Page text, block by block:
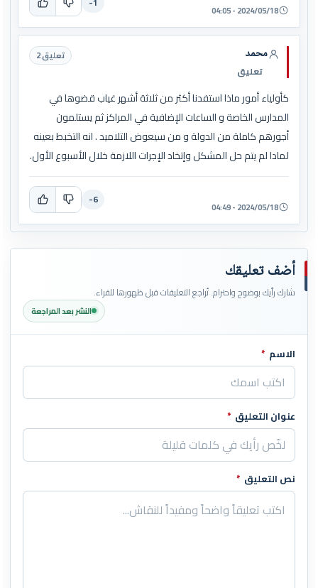
2024/05/18 - 04:05
محمد
تعليق
تعليق 2
كأولياء أمور ماذا استفدنا أكثر من ثلاثة أشهر غياب قضوها في
المدارس الخاصة و الساعات الإضافية في المراكز ثم يستلمون
أجورهم كاملة من الدولة و من سيعوض التلاميد . انه التخبط بعينه
لمادا لم يتم حل المشكل وإتخاد الإجرات اللازمة خلال الأسبوع الأول.
2024/05/18 - 04:49
-6
أضف تعليقك
شارك رأيك بوضوح واحترام. تُراجع التعليقات قبل ظهورها للقراء.
النشر بعد المراجعة
اترك هذا الحقل فارغاً
الاسم *
عنوان التعليق *
نص التعليق *